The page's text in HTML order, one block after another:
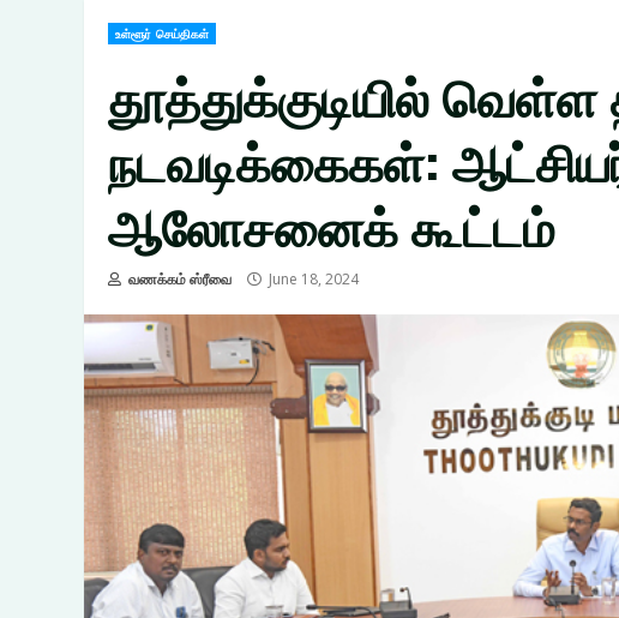
உள்ளூர் செய்திகள்
தூத்துக்குடியில் வெள்ள
நடவடிக்கைகள்:
ஆலோசனைக் கூட்டம்
வணக்கம் ஸ்ரீவை June 18, 2024